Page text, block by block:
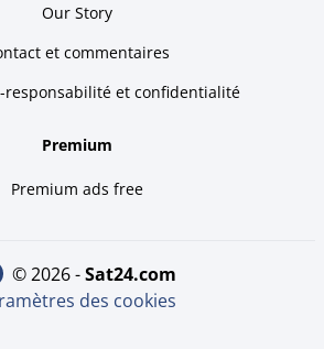
Our Story
et commentaires
responsabilité et confidentialité
Premium
Premium ads free
© 2026 - sat24.com
des cookies